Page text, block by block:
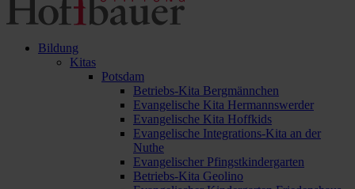
Bildung
Kitas
Potsdam
Betriebs-Kita Bergmännchen
Evangelische Kita Hermannswerder
Evangelische Kita Hoffkids
Evangelische Integrations-Kita an der
Nuthe
Evangelischer Pfingstkindergarten
Betriebs-Kita Geolino